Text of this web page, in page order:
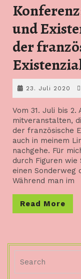
und
der
23. Juli 2020 23.
Vom 31. Juli bis
mitveranstalten,
der französische
auch in meinem
nachgehe. Für
durch Figuren wie
einen Sonderweg
Während man im
Read More
for: